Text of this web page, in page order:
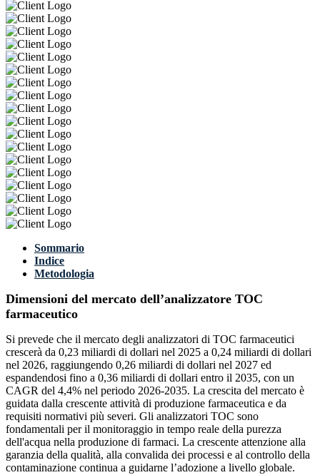
Sommario
Indice
Metodologia
Dimensioni del mercato dell’analizzatore TOC
farmaceutico
Si prevede che il mercato degli analizzatori di TOC farmaceutici
crescerà da 0,23 miliardi di dollari nel 2025 a 0,24 miliardi di dollari
nel 2026, raggiungendo 0,26 miliardi di dollari nel 2027 ed
espandendosi fino a 0,36 miliardi di dollari entro il 2035, con un
CAGR del 4,4% nel periodo 2026-2035. La crescita del mercato è
guidata dalla crescente attività di produzione farmaceutica e da
requisiti normativi più severi. Gli analizzatori TOC sono
fondamentali per il monitoraggio in tempo reale della purezza
dell'acqua nella produzione di farmaci. La crescente attenzione alla
garanzia della qualità, alla convalida dei processi e al controllo della
contaminazione continua a guidarne l’adozione a livello globale.